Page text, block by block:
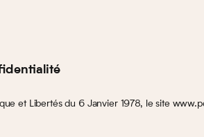
et Libertés du 6 Janvier 1978, le site